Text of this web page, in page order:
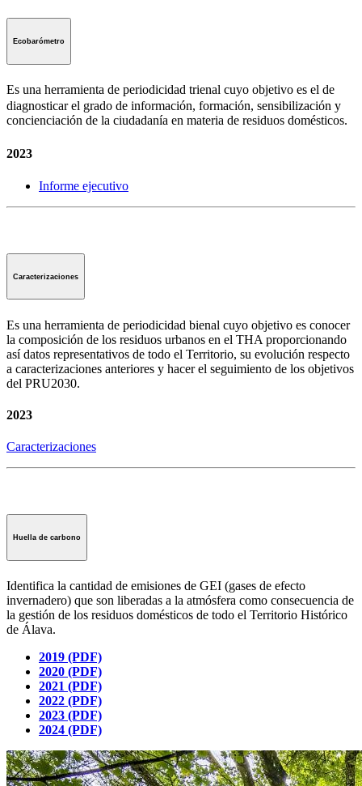
Ecobarómetro
Es una herramienta de periodicidad trienal cuyo objetivo es el de
diagnosticar el grado de información, formación, sensibilización y
concienciación de la ciudadanía en materia de residuos domésticos.
2023
Informe ejecutivo
Caracterizaciones
Es una herramienta de periodicidad bienal cuyo objetivo es conocer
la composición de los residuos urbanos en el THA proporcionando
así datos representativos de todo el Territorio, su evolución respecto
a caracterizaciones anteriores y hacer el seguimiento de los objetivos
del PRU2030.
2023
Caracterizaciones
Huella de carbono
Identifica la cantidad de emisiones de GEI (gases de efecto
invernadero) que son liberadas a la atmósfera como consecuencia de
la gestión de los residuos domésticos de todo el Territorio Histórico
de Álava.
2019 (PDF)
2020 (PDF)
2021 (PDF)
2022 (PDF)
2023 (PDF)
2024 (PDF)